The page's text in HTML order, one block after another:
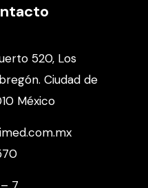
520, Los
Ciudad de
México